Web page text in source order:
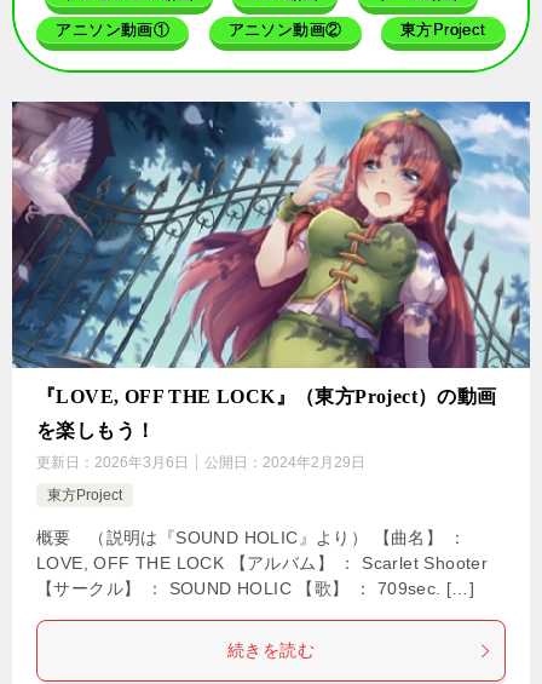
アニソン動画① アニソン動画② 東方Project
『LOVE, OFF THE LOCK』（東方Project）の動画
を楽しもう！
更新日： 2026年3月6日 公開日： 2024年2月29日
東方Project
概要 （説明は『SOUND HOLIC』より） 【曲名】 ：
LOVE, OFF THE LOCK 【アルバム】 ： Scarlet Shooter
【サークル】 ： SOUND HOLIC 【歌】 ： 709sec. […]
続きを読む